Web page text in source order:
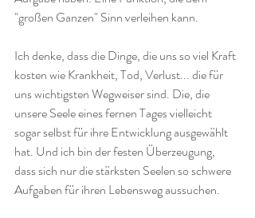
"großen Ganzen" Sinn verleihen kann.
Ich denke, dass die Dinge, die uns so viel Kraft
kosten wie Krankheit, Tod, Verlust... die für
uns wichtigsten Wegweiser sind. Die, die
unsere Seele eines fernen Tages vielleicht
sogar selbst für ihre Entwicklung ausgewählt
hat. Und ich bin der festen Überzeugung,
dass sich nur die stärksten Seelen so schwere
Aufgaben für ihren Lebensweg aussuchen.